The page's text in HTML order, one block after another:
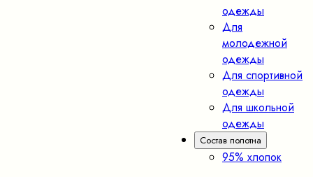
одежды
Для
молодежной
одежды
Для спортивной
одежды
Для школьной
одежды
Состав полотна
95% хлопок